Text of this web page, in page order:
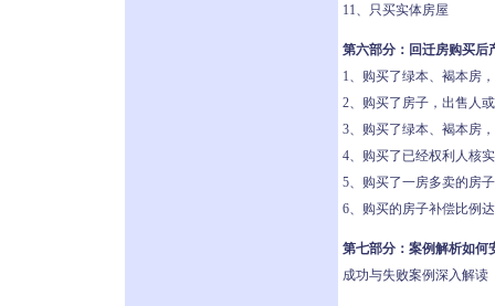
11、只买实体房屋
第六部分：回迁房购买后
1、购买了绿本、褐本房
2、购买了房子，出售人
3、购买了绿本、褐本房
4、购买了已经权利人核
5、购买了一房多卖的房子
6、购买的房子补偿比例
第七部分：案例解析如何
成功与失败案例深入解读